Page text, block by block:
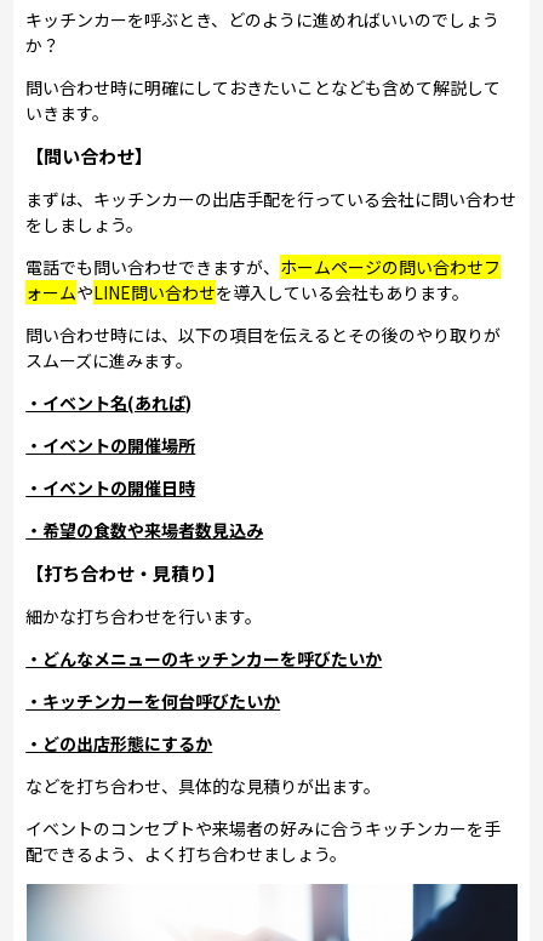
キッチンカーを呼ぶとき、どのように進めればいいのでしょう
か？
問い合わせ時に明確にしておきたいことなども含めて解説して
いきます。
【問い合わせ】
まずは、キッチンカーの出店手配を行っている会社に問い合わせ
をしましょう。
電話でも問い合わせできますが、 ホームページの問い合わせフ
ォームやLINE問い合わせを導入している会社もあります。
問い合わせ時には、以下の項目を伝えるとその後のやり取りが
スムーズに進みます。
・イベント名(あれば)
・イベントの開催場所
・イベントの開催日時
・希望の食数や来場者数見込み
【打ち合わせ・見積り】
細かな打ち合わせを行います。
・どんなメニューのキッチンカーを呼びたいか
・キッチンカーを何台呼びたいか
・どの出店形態にするか
などを打ち合わせ、具体的な見積りが出ます。
イベントのコンセプトや来場者の好みに合うキッチンカーを手
配できるよう、よく打ち合わせましょう。